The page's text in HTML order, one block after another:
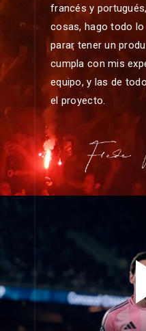
francés y
cosas, hago todo
parar tener un
cumpla con mis
equipo, y las de
el proyecto.